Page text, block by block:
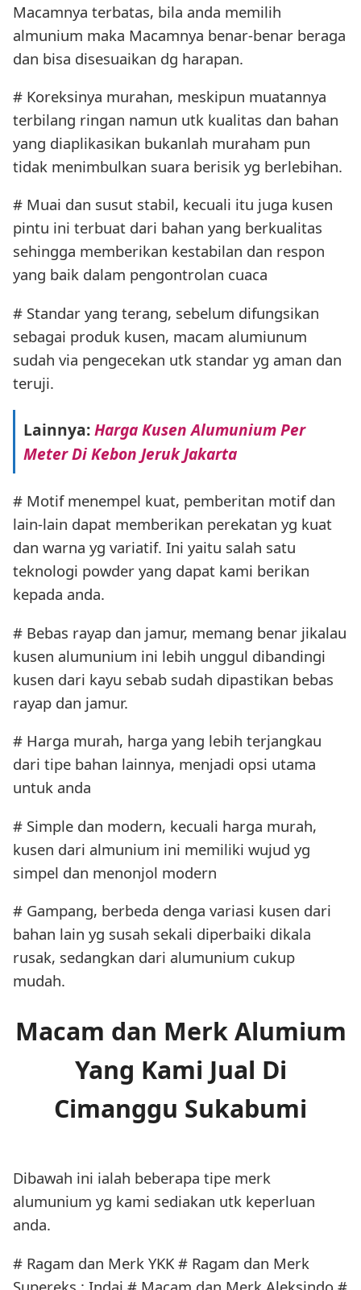
Macamnya terbatas, bila anda memilih
almunium maka Macamnya benar-benar beraga
dan bisa disesuaikan dg harapan.
# Koreksinya murahan, meskipun muatannya
terbilang ringan namun utk kualitas dan bahan
yang diaplikasikan bukanlah muraham pun
tidak menimbulkan suara berisik yg berlebihan.
# Muai dan susut stabil, kecuali itu juga kusen
pintu ini terbuat dari bahan yang berkualitas
sehingga memberikan kestabilan dan respon
yang baik dalam pengontrolan cuaca
# Standar yang terang, sebelum difungsikan
sebagai produk kusen, macam alumiunum
sudah via pengecekan utk standar yg aman dan
teruji.
Lainnya:Harga Kusen Alumunium Per
Meter Di Kebon Jeruk Jakarta
# Motif menempel kuat, pemberitan motif dan
lain-lain dapat memberikan perekatan yg kuat
dan warna yg variatif. Ini yaitu salah satu
teknologi powder yang dapat kami berikan
kepada anda.
# Bebas rayap dan jamur, memang benar jikalau
kusen alumunium ini lebih unggul dibandingi
kusen dari kayu sebab sudah dipastikan bebas
rayap dan jamur.
# Harga murah, harga yang lebih terjangkau
dari tipe bahan lainnya, menjadi opsi utama
untuk anda
# Simple dan modern, kecuali harga murah,
kusen dari almunium ini memiliki wujud yg
simpel dan menonjol modern
# Gampang, berbeda denga variasi kusen dari
bahan lain yg susah sekali diperbaiki dikala
rusak, sedangkan dari alumunium cukup
mudah.
Macam dan Merk Alumium
Yang Kami Jual Di
Cimanggu Sukabumi
Dibawah ini ialah beberapa tipe merk
alumunium yg kami sediakan utk keperluan
anda.
# Ragam dan Merk YKK # Ragam dan Merk